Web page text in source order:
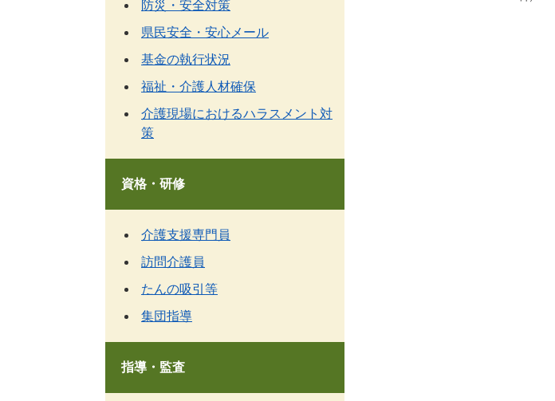
防災・安全対策
県民安全・安心メール
基金の執行状況
福祉・介護人材確保
介護現場におけるハラスメント対
策
資格・研修
介護支援専門員
訪問介護員
たんの吸引等
集団指導
指導・監査